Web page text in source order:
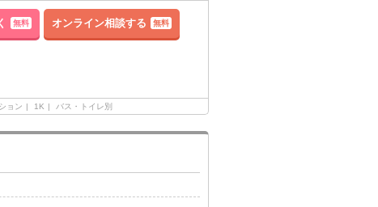
無料 オンライン相談する 無料
ョン 1K バス・トイレ別